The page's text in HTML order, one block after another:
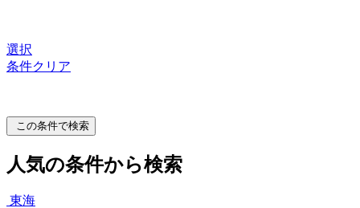
選択
条件クリア
この条件で検索
人気の条件から検索
東海